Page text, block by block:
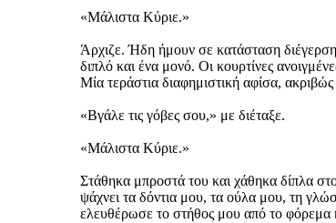
«Μάλιστα Κύριε.»
Άρχιζε. Ήδη ήμουν σε κατάσταση
διπλό και ένα μονό. Οι κουρτίνες
Μία τεράστια διαφημιστική αφίσα,
«Βγάλε τις γόβες σου,» με διέταξε.
«Μάλιστα Κύριε.»
Στάθηκα μπροστά του και χάθηκα δίπλα
ψάχνει τα δόντια μου, τα ούλα μου, τη
ελευθέρωσε το στήθος μου από το φόρεμα